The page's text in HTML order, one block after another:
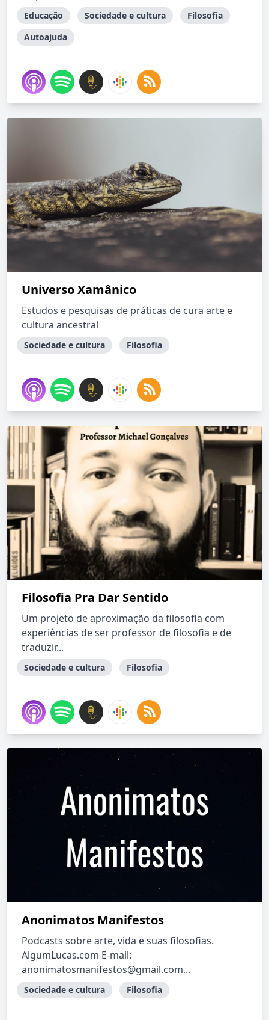
Educação Sociedade e cultura
Filosofia
Autoajuda
Universo Xamânico
Estudos e pesquisas de práticas de cura arte e
cultura ancestral
Sociedade e cultura Filosofia
Filosofia Pra Dar Sentido
Um projeto de aproximação da filosofia com
experiências de ser professor de filosofia e de
traduzir...
Sociedade e cultura Filosofia
Anonimatos Manifestos
Podcasts sobre arte, vida e suas filosofias.
AlgumLucas.com E-mail:
anonimatosmanifestos@gmail.com...
Sociedade e cultura Filosofia